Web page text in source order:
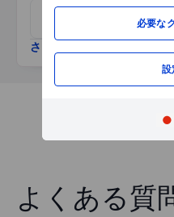
必要な
設
さらに表示
よくある質